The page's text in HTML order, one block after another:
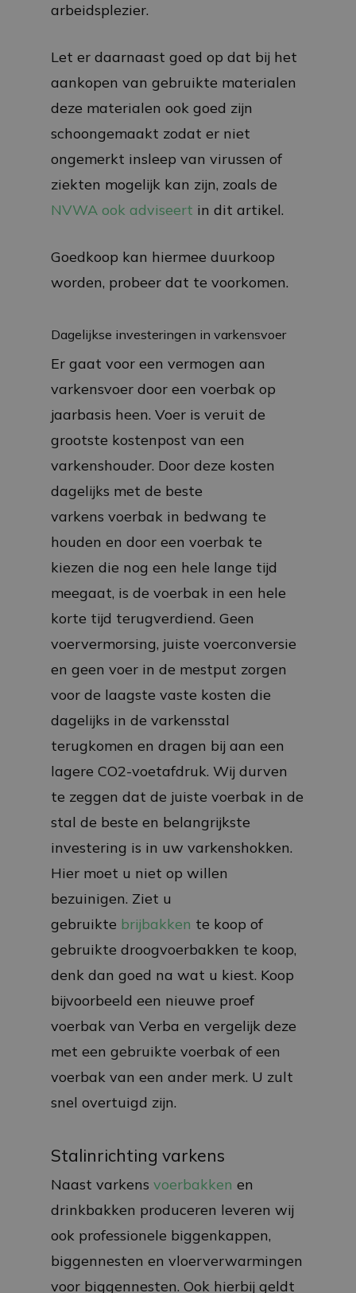
arbeidsplezier.
Let er daarnaast goed op dat bij het
aankopen van gebruikte materialen
deze materialen ook goed zijn
schoongemaakt zodat er niet
ongemerkt insleep van virussen of
ziekten mogelijk kan zijn, zoals de
NVWA ook adviseert in dit artikel.
Goedkoop kan hiermee duurkoop
worden, probeer dat te voorkomen.
Dagelijkse investeringen in varkensvoer
Er gaat voor een vermogen aan
varkensvoer door een voerbak op
jaarbasis heen. Voer is veruit de
grootste kostenpost van een
varkenshouder. Door deze kosten
dagelijks met de beste
varkens voerbak in bedwang te
houden en door een voerbak te
kiezen die nog een hele lange tijd
meegaat, is de voerbak in een hele
korte tijd terugverdiend. Geen
voervermorsing, juiste voerconversie
en geen voer in de mestput zorgen
voor de laagste vaste kosten die
dagelijks in de varkensstal
terugkomen en dragen bij aan een
lagere CO2-voetafdruk. Wij durven
te zeggen dat de juiste voerbak in de
stal de beste en belangrijkste
investering is in uw varkenshokken.
Hier moet u niet op willen
bezuinigen. Ziet u
gebruikte brijbakken te koop of
gebruikte droogvoerbakken te koop,
denk dan goed na wat u kiest. Koop
bijvoorbeeld een nieuwe proef
voerbak van Verba en vergelijk deze
met een gebruikte voerbak of een
voerbak van een ander merk. U zult
snel overtuigd zijn.
Stalinrichting varkens
Naast varkens voerbakken en
drinkbakken produceren leveren wij
ook professionele biggenkappen,
biggennesten en vloerverwarmingen
voor biggennesten. Ook hierbij geldt